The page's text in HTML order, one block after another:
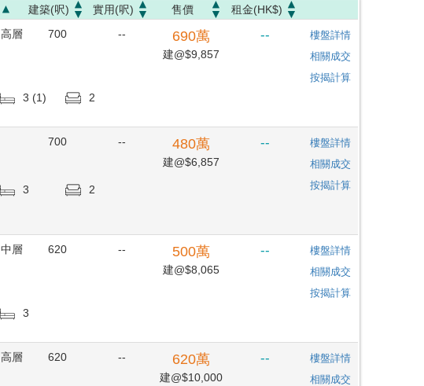
建築(呎) 實用(呎) 售價
租金(HK$)
高層
3 (1) 2
700 -- 690萬
建@$9,857
--
樓盤詳情
相關成交
按揭計算
3 2
700 -- 480萬
建@$6,857
--
樓盤詳情
相關成交
按揭計算
中層
3
620 -- 500萬
建@$8,065
--
樓盤詳情
相關成交
按揭計算
高層 620 -- 620萬
建@$10,000
--
樓盤詳情
相關成交